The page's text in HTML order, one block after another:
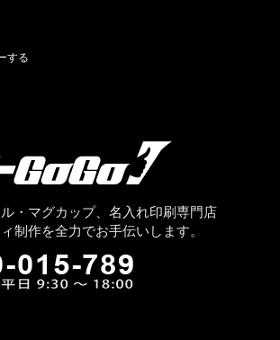
・マグカップ、名入れ印刷専門店
制作を全力でお手伝いします。